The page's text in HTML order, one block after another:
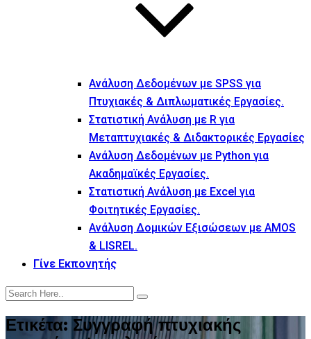
Ανάλυση Δεδομένων με SPSS για
Πτυχιακές & Διπλωματικές Εργασίες.
Στατιστική Ανάλυση με R για
Μεταπτυχιακές & Διδακτορικές Εργασίες
Ανάλυση Δεδομένων με Python για
Ακαδημαϊκές Εργασίες.
Στατιστική Ανάλυση με Excel για
Φοιτητικές Εργασίες.
Ανάλυση Δομικών Εξισώσεων με AMOS
& LISREL.
Γίνε Εκπονητής
Ετικέτα: Συγγραφή πτυχιακής